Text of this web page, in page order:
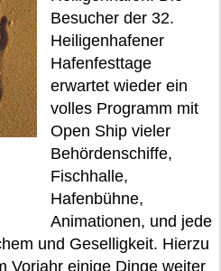
Besucher der 32.
Heiligenhafener
Hafenfesttage
erwartet wieder ein
volles Programm mit
Open Ship vieler
Behördenschiffe,
Fischhalle,
Hafenbühne,
Animationen, und jede
und Geselligkeit. Hierzu
Vorjahr einige Dinge weiter